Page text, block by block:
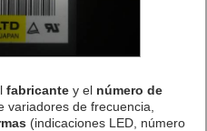
fabricantey el número de
variadores de frecuencia,
(indicaciones LED, número